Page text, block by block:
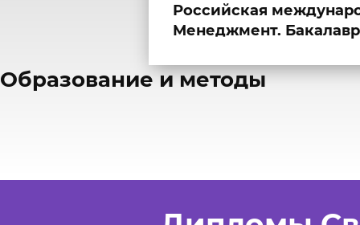
Российская
Менеджмент.
​Образование и методы